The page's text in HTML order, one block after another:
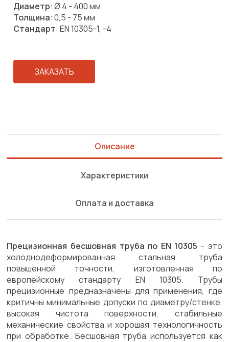
Диаметр: Ø 4 - 400 мм
Толщина: 0,5 - 75 мм
Стандарт: EN 10305-1, -4
ЗАКАЗАТЬ
Описание
Характеристики
Оплата и доставка
Прецизионная бесшовная труба по EN 10305 - это
холоднодеформированная стальная труба
повышенной точности, изготовленная по
европейскому стандарту EN 10305. Трубы
прецизионные предназначены для применения, где
критичны минимальные допуски по диаметру/стенке,
высокая чистота поверхности, стабильные
механические свойства и хорошая технологичность
при обработке. Бесшовная труба используется как